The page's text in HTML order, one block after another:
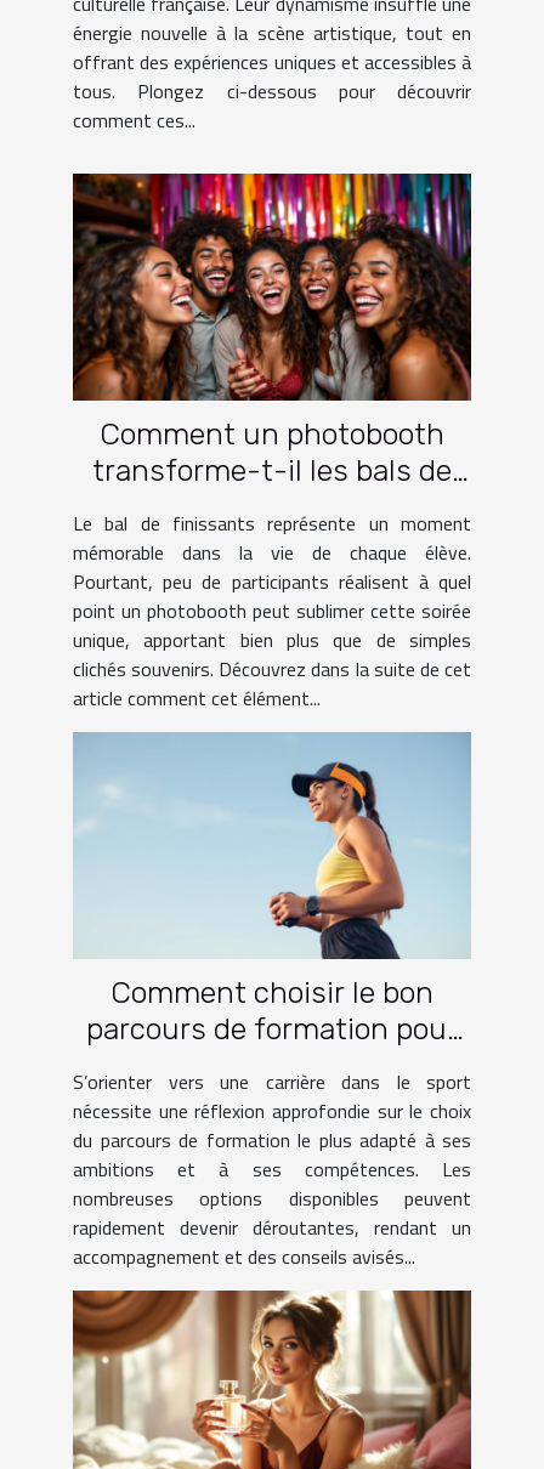
énergie nouvelle à la scène artistique, tout en
offrant des expériences uniques et accessibles à
tous. Plongez ci-dessous pour découvrir
comment ces...
Comment un photobooth
transforme-t-il les bals de
finissants ?
Le bal de finissants représente un moment
mémorable dans la vie de chaque élève.
Pourtant, peu de participants réalisent à quel
point un photobooth peut sublimer cette soirée
unique, apportant bien plus que de simples
clichés souvenirs. Découvrez dans la suite de cet
article comment cet élément...
Comment choisir le bon
parcours de formation pour
une carrière dans le sport ?
S’orienter vers une carrière dans le sport
nécessite une réflexion approfondie sur le choix
du parcours de formation le plus adapté à ses
ambitions et à ses compétences. Les
nombreuses options disponibles peuvent
rapidement devenir déroutantes, rendant un
accompagnement et des conseils avisés...